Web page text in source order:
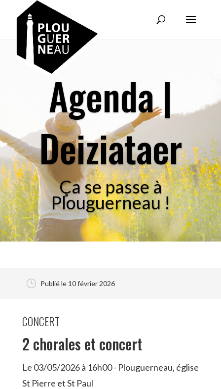
Agenda |
Deiziataer
Ça se passe à
Plouguerneau !
}Publié le 10 février 2026
CONCERT
2 chorales et concert
Le 03/05/2026 à 16h00 - Plouguerneau, église
St Pierre et St Paul